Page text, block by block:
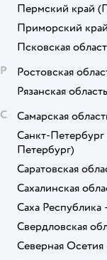
Пермский край
Приморский край
Псковская
Р
Ростовская
Рязанская область
С
Самарская
Санкт-Петербург
Петербург)
Саратовская
Сахалинская
Саха Республика
Свердловская
Северная